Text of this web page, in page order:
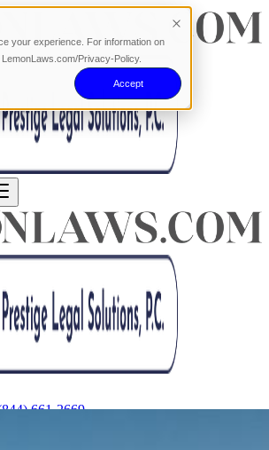
your experience. For information on
Privacy-Policy.
Accept
661-2669